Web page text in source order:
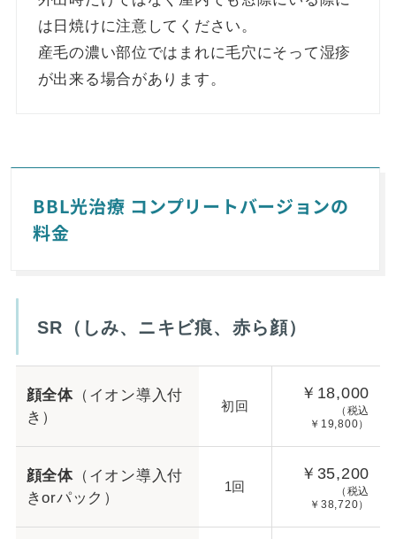
は日焼けに注意してください。
産毛の濃い部位ではまれに毛穴にそって湿疹
が出来る場合があります。
BBL光治療 コンプリートバージョンの
料金
SR（しみ、ニキビ痕、赤ら顔）
顔全体（イオン導入付
き）
初回
￥18,000
（税込
￥19,800）
顔全体（イオン導入付
きorパック）
1回
￥35,200
（税込
￥38,720）